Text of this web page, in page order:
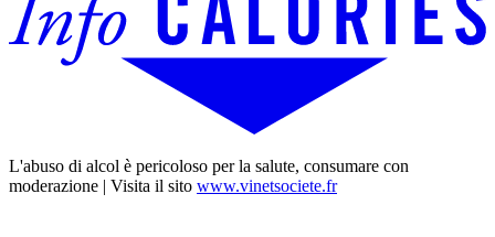
L'abuso di alcol è pericoloso per la salute, consumare con
moderazione | Visita il sito www.vinetsociete.fr